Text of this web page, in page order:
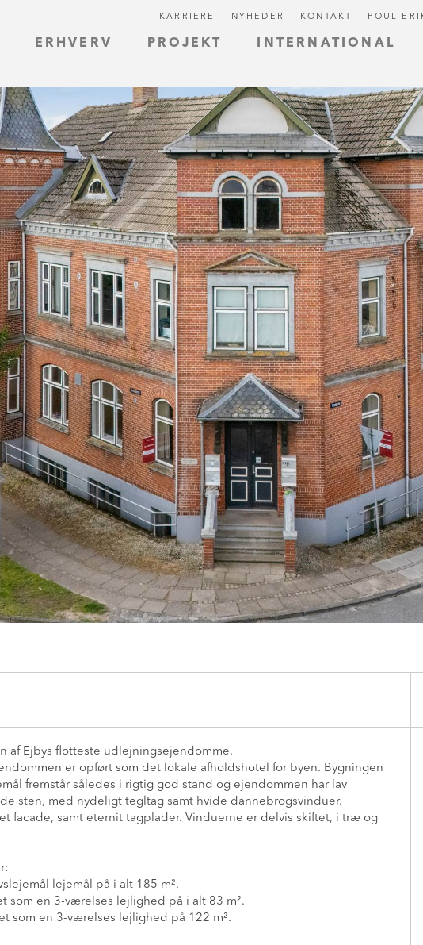
ERHVERV PROJEKT INTERNATIONAL
KARRIERE NYHEDER KONTAKT POUL
af Ejbys flotteste udlejningsejendomme.
er opført som det lokale afholdshotel for byen. Bygningen
fremstår således i rigtig god stand og ejendommen har lav
sten, med nydeligt tegltag samt hvide dannebrogsvinduer.
facade, samt eternit tagplader. Vinduerne er delvis skiftet, i træ og
lejemål på i alt 185 m².
som en 3-værelses lejlighed på i alt 83 m².
som en 3-værelses lejlighed på 122 m².